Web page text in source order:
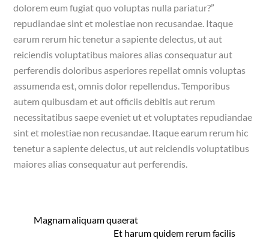
dolorem eum fugiat quo voluptas nulla pariatur?”
repudiandae sint et molestiae non recusandae. Itaque
earum rerum hic tenetur a sapiente delectus, ut aut
reiciendis voluptatibus maiores alias consequatur aut
perferendis doloribus asperiores repellat omnis voluptas
assumenda est, omnis dolor repellendus. Temporibus
autem quibusdam et aut officiis debitis aut rerum
necessitatibus saepe eveniet ut et voluptates repudiandae
sint et molestiae non recusandae. Itaque earum rerum hic
tenetur a sapiente delectus, ut aut reiciendis voluptatibus
maiores alias consequatur aut perferendis.
Magnam aliquam quaerat
Et harum quidem rerum facilis